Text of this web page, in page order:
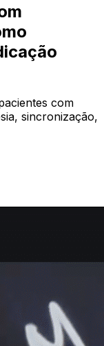
com
sincronização,